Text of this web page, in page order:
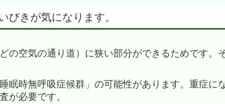
きが気になります。
の空気の通り道）に狭い部分ができるためです。
眠時無呼吸症候群」の可能性があります。重症に
が必要です。